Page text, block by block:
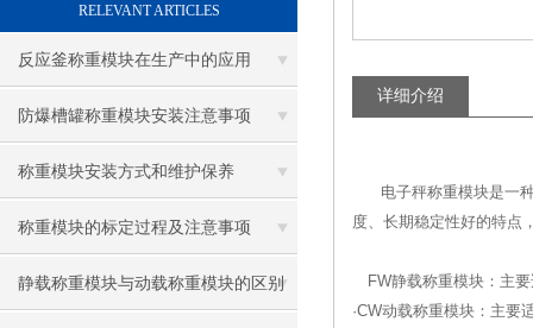
RELEVANT ARTICLES
反应釜称重模块在生产中的应用
防爆槽罐称重模块安装注意事项
称重模块安装方式和维护保养
称重模块的标定过程及注意事项
静载称重模块与动载称重模块的区别
详细介绍
电子秤称重模块是一种
度、长期稳定性好的特点
FW静载称重模块：主要
·CW动载称重模块：主要